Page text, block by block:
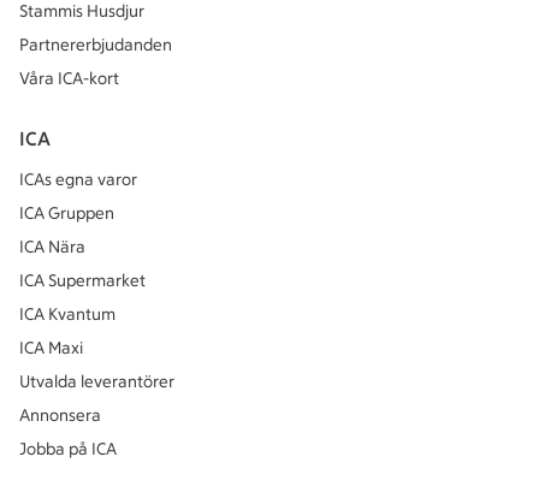
Stammis Husdjur
Partnererbjudanden
Våra ICA-kort
ICA
ICAs egna varor
ICA Gruppen
ICA Nära
ICA Supermarket
ICA Kvantum
ICA Maxi
Utvalda leverantörer
Annonsera
Jobba på ICA